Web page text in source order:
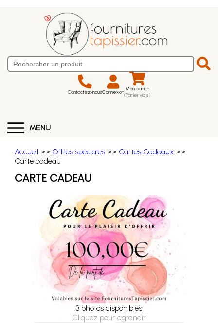
Contactez-nousConnexion Mon panier
(Panier vide)
MENU
Accueil >> Offres spéciales >> Cartes Cadeaux >>
Carte cadeau
CARTE CADEAU
3 photos disponibles
Cliquez pour agrandir